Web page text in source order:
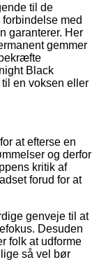
til de
med
garanterer. Her
gemmer
Black
en voksen eller
at efterse en
og derfor
kritik af
forud for at
genveje til at
Desuden
folk at udforme
så vel bør